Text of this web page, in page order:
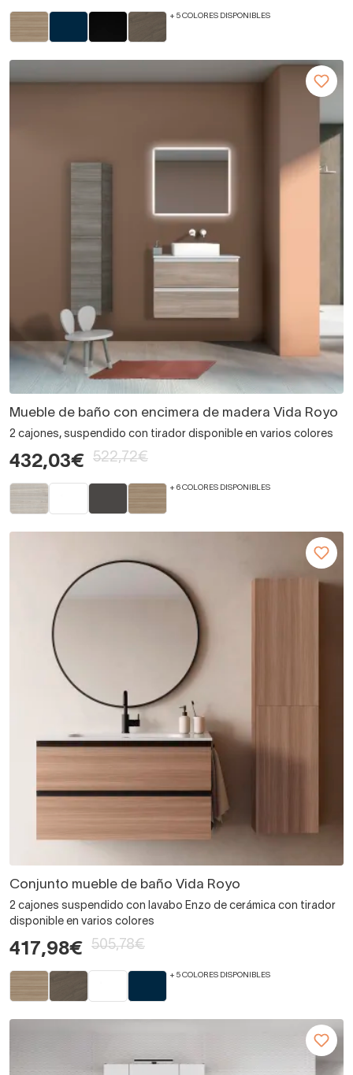
+ 5 COLORES DISPONIBLES
Mueble de baño con encimera de madera Vida Royo
2 cajones, suspendido con tirador disponible en varios colores
432,03€ 522,72€
+ 6 COLORES DISPONIBLES
Conjunto mueble de baño Vida Royo
2 cajones suspendido con lavabo Enzo de cerámica con tirador
disponible en varios colores
417,98€ 505,78€
+ 5 COLORES DISPONIBLES